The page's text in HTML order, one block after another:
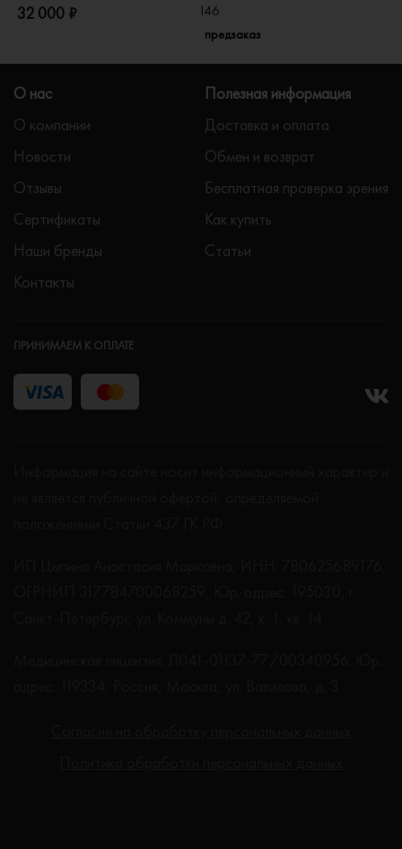
32 000 ₽
I46
предзаказ
О нас
О компании
Новости
Отзывы
Сертификаты
Наши бренды
Контакты
Полезная информация
Доставка и оплата
Обмен и возврат
Бесплатная проверка зрения
Как купить
Статьи
ПРИНИМАЕМ К ОПЛАТЕ